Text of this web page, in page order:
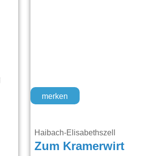
merken
Haibach-Elisabethszell
Zum Kramerwirt